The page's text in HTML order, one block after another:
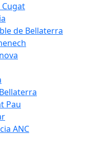
Cugat
de Bellaterra
Pau
ANC